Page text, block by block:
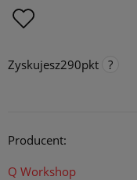
Zyskujesz290pkt
stacjonarnie i na
Producent:
Q Workshop